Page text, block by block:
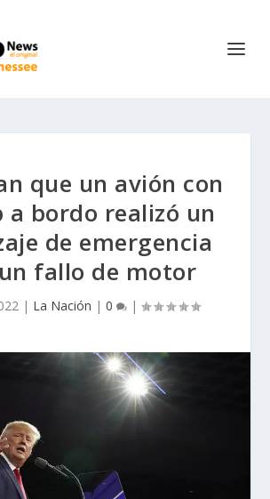
que un avión con
a bordo realizó un
de emergencia
fallo de motor
| La Nación | 0 |